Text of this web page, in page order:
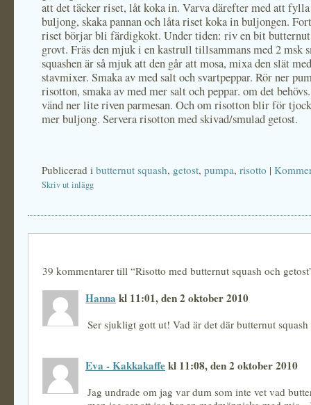
att det täcker riset, låt koka in. Varva därefter med att
buljong, skaka pannan och låta riset koka in buljongen.
riset börjar bli färdigkokt. Under tiden: riv en bit butternut
grovt. Fräs den mjuk i en kastrull tillsammans med 2 msk
squashen är så mjuk att den går att mosa, mixa den slät
stavmixer. Smaka av med salt och svartpeppar. Rör ner
risotton, smaka av med mer salt och peppar. om det
vänd ner lite riven parmesan. Och om risotton blir för
mer buljong. Servera risotton med skivad/smulad getost.
Publicerad i butternut squash, getost, pumpa, risotto |
Skriv ut inlägg
39 kommentarer till “Risotto med butternut squash och
Hanna kl 11:01, den 2 oktober 2010
Ser sjukligt gott ut! Vad är det där butternut
Eva - Kakkakaffekl 11:08, den 2 oktober 2010
Jag undrade om jag var dum som inte vet vad